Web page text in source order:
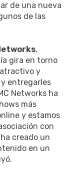
de una nueva
de las
,
gira en torno
y
entregarles
Networks ha
más
y estamos
con
creado un
en un